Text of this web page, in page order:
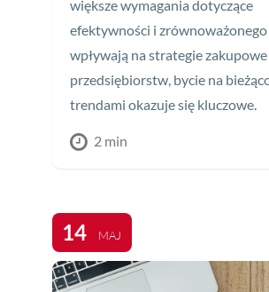
większe wymagania dotyczące
efektywności i
wpływają na strategie zakupowe
przedsiębiorstw, bycie na
trendami okazuje się kluczowe.
2 min
14 MAJ